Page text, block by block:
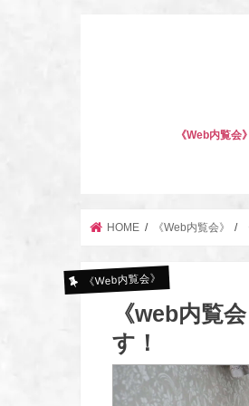
《Web内覧会》
HOME 《Web内覧会》
《Web内覧会》
《web内覧
す！